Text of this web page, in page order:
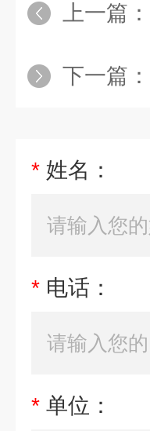
上一篇：
下一篇：
* 姓名：
* 电话：
* 单位：